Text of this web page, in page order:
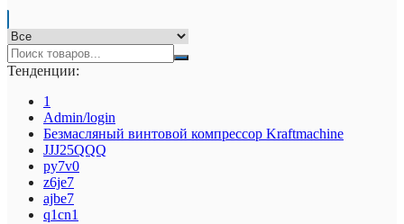
Тенденции:
1
Admin/login
Безмасляный винтовой компрессор Kraftmaсhine
JJJ25QQQ
py7v0
z6je7
ajbe7
q1cn1